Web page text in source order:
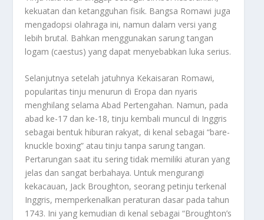
kekuatan dan ketangguhan fisik. Bangsa Romawi juga
mengadopsi olahraga ini, namun dalam versi yang
lebih brutal. Bahkan menggunakan sarung tangan
logam (caestus) yang dapat menyebabkan luka serius.
Selanjutnya setelah jatuhnya Kekaisaran Romawi,
popularitas tinju menurun di Eropa dan nyaris
menghilang selama Abad Pertengahan. Namun, pada
abad ke-17 dan ke-18, tinju kembali muncul di Inggris
sebagai bentuk hiburan rakyat, di kenal sebagai “bare-
knuckle boxing” atau tinju tanpa sarung tangan.
Pertarungan saat itu sering tidak memiliki aturan yang
jelas dan sangat berbahaya. Untuk mengurangi
kekacauan, Jack Broughton, seorang petinju terkenal
Inggris, memperkenalkan peraturan dasar pada tahun
1743. Ini yang kemudian di kenal sebagai “Broughton’s